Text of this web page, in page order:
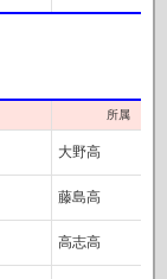
所属
大野高
藤島高
高志高